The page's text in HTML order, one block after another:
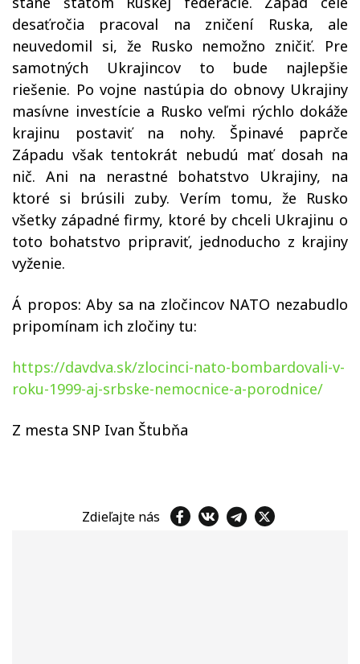
desaťročia pracoval na zničení Ruska, ale
neuvedomil si, že Rusko nemožno zničiť. Pre
samotných Ukrajincov to bude najlepšie
riešenie. Po vojne nastúpia do obnovy Ukrajiny
masívne investície a Rusko veľmi rýchlo dokáže
krajinu postaviť na nohy. Špinavé paprče
Západu však tentokrát nebudú mať dosah na
nič. Ani na nerastné bohatstvo Ukrajiny, na
ktoré si brúsili zuby. Verím tomu, že Rusko
všetky západné firmy, ktoré by chceli Ukrajinu o
toto bohatstvo pripraviť, jednoducho z krajiny
vyženie.
Á propos: Aby sa na zločincov NATO nezabudlo
pripomínam ich zločiny tu:
https://davdva.sk/zlocinci-nato-bombardovali-v-
roku-1999-aj-srbske-nemocnice-a-porodnice/
Z mesta SNP Ivan Štubňa
Zdieľajte nás